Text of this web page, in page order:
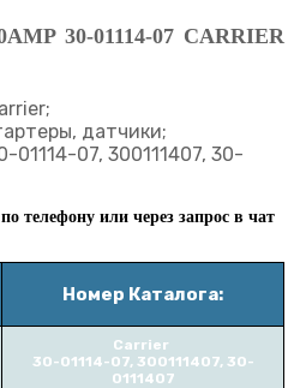
30-01114-07 CARRIER
датчики;
01114-07, 300111407, 30-
телефону или через запрос в чат
Номер Каталога:
Carrier
30-01114-07, 300111407, 30-
0111407